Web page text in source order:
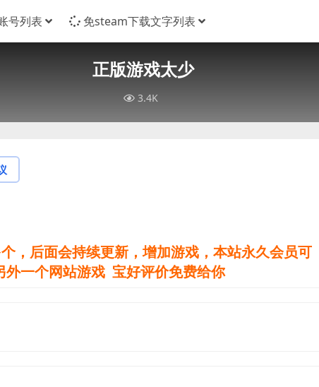
号列表 免steam下载文字列表
正版游戏太少
3.4K
个，后面会持续更新，增加游戏，本站永久会员可
一个网站游戏 宝好评价免费给你